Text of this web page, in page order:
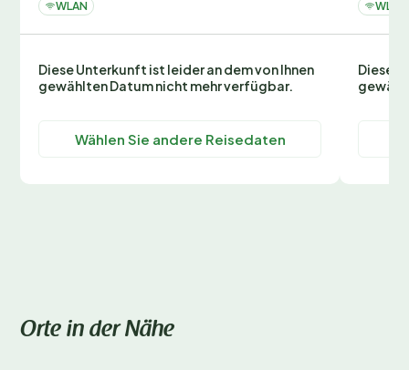
WLAN
Diese Unterkunft ist leider an dem von Ihnen
gewählten Datum nicht mehr verfügbar.
Wählen Sie andere Reisedaten
WLAN
Diese
Orte in der Nähe